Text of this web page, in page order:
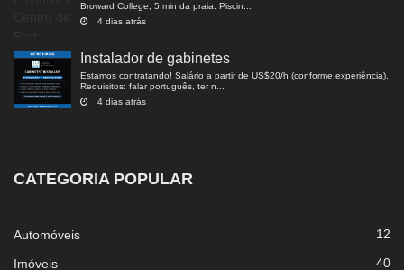
Broward College, 5 min da praia. Piscin...
4 dias atrás
Instalador de gabinetes
Estamos contratando! Salário a partir de US$20/h (conforme experiência).
Requisitos: falar português, ter n...
4 dias atrás
CATEGORIA POPULAR
Automóveis 12
Imóveis 40